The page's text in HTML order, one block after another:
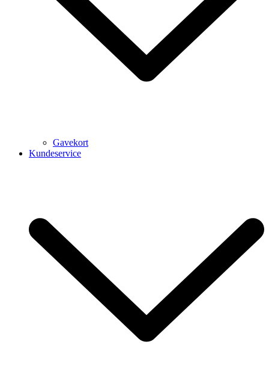
Gavekort
Kundeservice